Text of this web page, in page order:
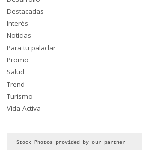
Destacadas
Interés
Noticias
Para tu paladar
Promo
Salud
Trend
Turismo
Vida Activa